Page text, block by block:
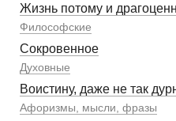
Жизнь потому и
Философские
Сокровенное
Духовные
Воистину, даже не так
Афоризмы, мысли, фразы